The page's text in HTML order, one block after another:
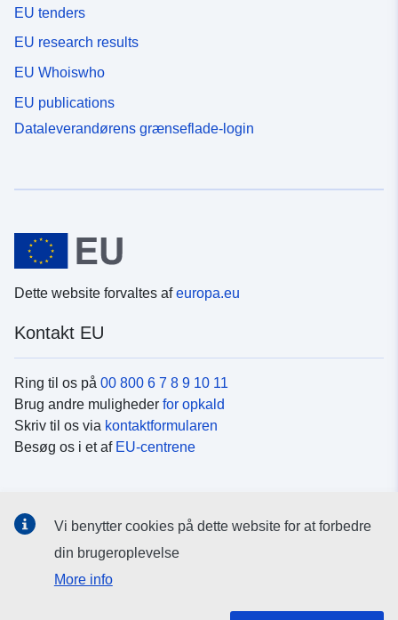
EU tenders
EU research results
EU Whoiswho
EU publications
Dataleverandørens grænseflade-login
Dette website forvaltes afeuropa.eu
Kontakt EU
Ring til os på 00 800 6 7 8 9 10 11
Brug andre muligheder for opkald
Skriv til os via kontaktformularen
Besøg os i et af EU-centrene
Søg efter EU's sider påsociale medier
Vi benytter cookies på dette website for at forbedre
din brugeroplevelse
More info